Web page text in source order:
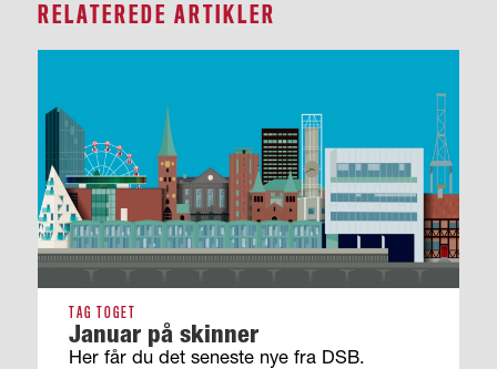
RELATEREDE ARTIKLER
TAG TOGET
Januar på skinner
Her får du det seneste nye fra DSB.